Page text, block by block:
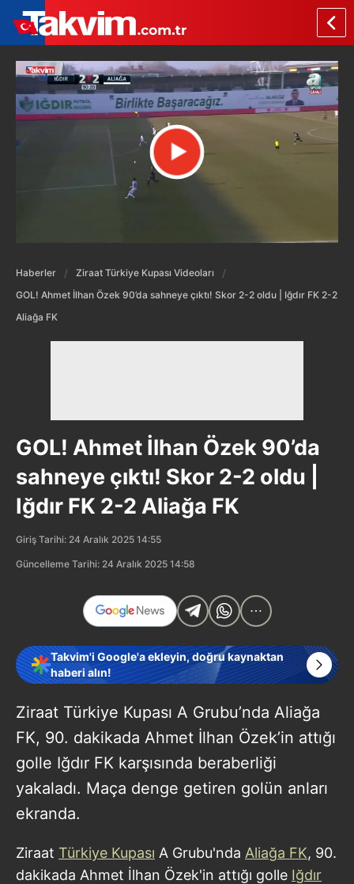
Haberler
Ziraat Türkiye Kupası Videoları
GOL! Ahmet İlhan Özek 90’da sahneye çıktı! Skor 2-2 oldu | Iğdır FK 2-2
Aliağa FK
GOL! Ahmet İlhan Özek 90’da
sahneye çıktı! Skor 2-2 oldu |
Iğdır FK 2-2 Aliağa FK
Giriş Tarihi: 24 Aralık 2025 14:55
Güncelleme Tarihi: 24 Aralık 2025 14:58
Takvim'i Google'a ekleyin, doğru kaynaktan
haberi alın!
Ziraat Türkiye Kupası A Grubu’nda Aliağa
FK, 90. dakikada Ahmet İlhan Özek’in attığı
golle Iğdır FK karşısında beraberliği
yakaladı. Maça denge getiren golün anları
ekranda.
Ziraat Türkiye Kupası A Grubu'nda Aliağa FK, 90.
dakikada Ahmet İlhan Özek'in attığı golle Iğdır